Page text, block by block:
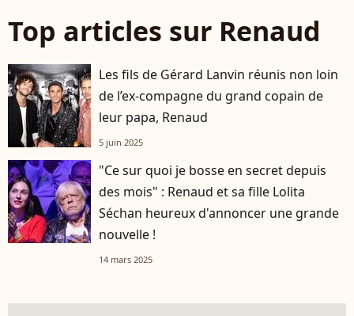
Top articles sur Renaud
Les fils de Gérard Lanvin réunis non loin
de l’ex-compagne du grand copain de
leur papa, Renaud
5 juin 2025
"Ce sur quoi je bosse en secret depuis
des mois" : Renaud et sa fille Lolita
Séchan heureux d'annoncer une grande
nouvelle !
14 mars 2025